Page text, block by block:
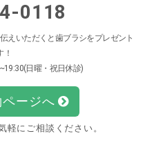
0118
えいただくと歯ブラシをプレゼント
！
日曜・祝日休診)
ページへ
軽にご相談ください。